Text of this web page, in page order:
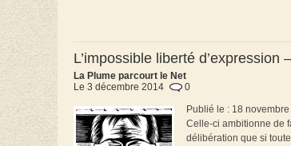
L’impossible liberté d’expression
La Plume parcourt le Net
Le 3 décembre 2014
0
Publié le : 18
Celle-ci ambitionne de
délibération que si